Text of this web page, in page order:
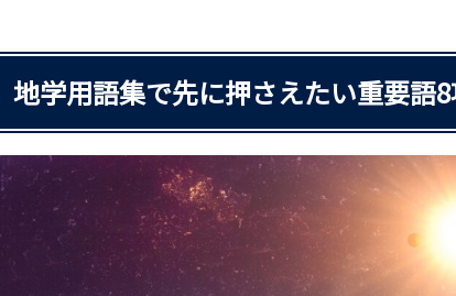
地学用語集で先に押さえたい重要語